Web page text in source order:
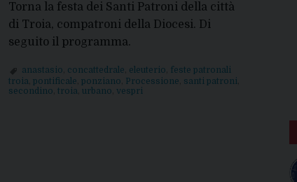
Torna la festa dei Santi Patroni della città
di Troia, compatroni della Diocesi. Di
seguito il programma.
anastasio concattedrale eleuterio feste patronali
troia pontificale ponziano Processione santi patroni
secondino troia urbano vespri